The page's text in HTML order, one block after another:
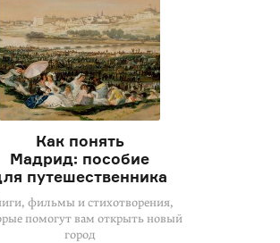
Как понять
Мадрид: пособие
путешественника
фильмы и стихотворения,
помогут вам открыть новый
город